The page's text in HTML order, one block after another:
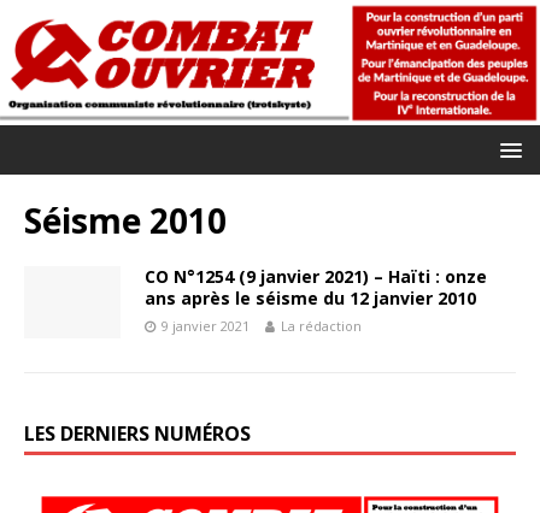
Séisme 2010
CO N°1254 (9 janvier 2021) – Haïti : onze
ans après le séisme du 12 janvier 2010
9 janvier 2021 La rédaction
LES DERNIERS NUMÉROS